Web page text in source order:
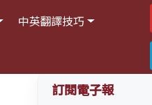
中英翻譯技巧
訂閱電子報